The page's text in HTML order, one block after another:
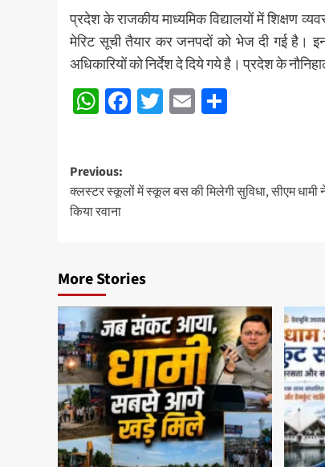
प्रदेश के राजकीय माध्यमिक विद्यालयों में शिक्षण
मेरिट सूची तैयार कर जनपदों को भेज दी गई है। इन
अधिकारियों को निर्देश दे दिये गये है। प्रदेश के
WhatsApp
Facebook
Twitter
Email
Post
navigation
Previous:
क्लस्टर स्कूलों में स्कूल बस की मिलेगी सुविधा, सीएम धामी
किया रवाना
More Stories